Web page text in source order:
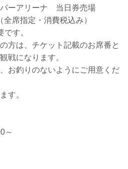
ーアリーナ 当日券売場
席指定・消費税込み）
す。
方は、チケット記載のお席番と
戦になります。
お釣りのないようにご用意くだ
す。
～